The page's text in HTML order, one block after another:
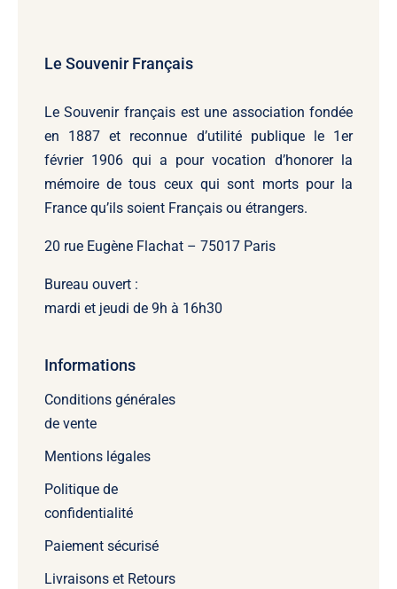
Le Souvenir Français
Le Souvenir français est une association fondée
en 1887 et reconnue d’utilité publique le 1er
février 1906 qui a pour vocation d’honorer la
mémoire de tous ceux qui sont morts pour la
France qu’ils soient Français ou étrangers.
20 rue Eugène Flachat – 75017 Paris
Bureau ouvert :
mardi et jeudi de 9h à 16h30
Informations
Conditions générales
de vente
Mentions légales
Politique de
confidentialité
Paiement sécurisé
Livraisons et Retours